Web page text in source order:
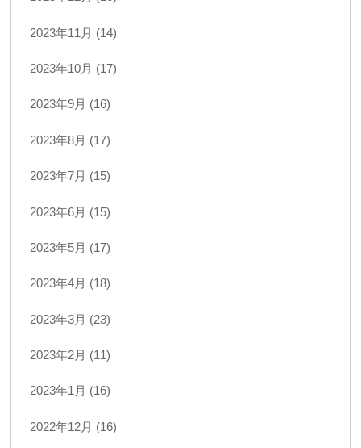
2023年11月 (14)
2023年10月 (17)
2023年9月 (16)
2023年8月 (17)
2023年7月 (15)
2023年6月 (15)
2023年5月 (17)
2023年4月 (18)
2023年3月 (23)
2023年2月 (11)
2023年1月 (16)
2022年12月 (16)